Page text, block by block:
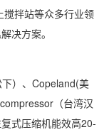
拌站等众多行业领
决方案。
）、Copeland(美
（台湾汉
式压缩机能效高20-